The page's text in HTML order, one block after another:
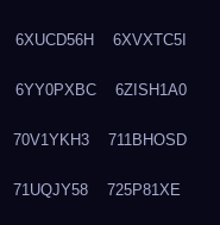
6XUCD56H 6XVXTC5I
6YY0PXBC 6ZISH1A0
70V1YKH3 711BHOSD
71UQJY58 725P81XE